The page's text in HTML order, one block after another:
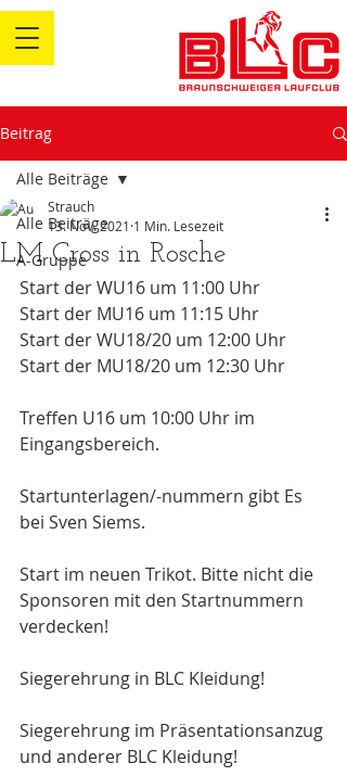
Beitrag
Alle Beiträge
A-Gruppe
Alle Beiträge
LM Cross in Rosche
Strauch
13. Nov. 2021 1 Min. Lesezeit
Start der WU16 um 11:00 Uhr
Start der MU16 um 11:15 Uhr
Start der WU18/20 um 12:00 Uhr
Start der MU18/20 um 12:30 Uhr
Treffen U16 um 10:00 Uhr im
Eingangsbereich.
Startunterlagen/-nummern gibt Es
bei Sven Siems.
Start im neuen Trikot. Bitte nicht die
Sponsoren mit den Startnummern
verdecken!
Siegerehrung in BLC Kleidung!
Siegerehrung im Präsentationsanzug
und anderer BLC Kleidung!